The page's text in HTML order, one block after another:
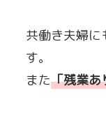
共働き夫婦に
す。
また「残業あ